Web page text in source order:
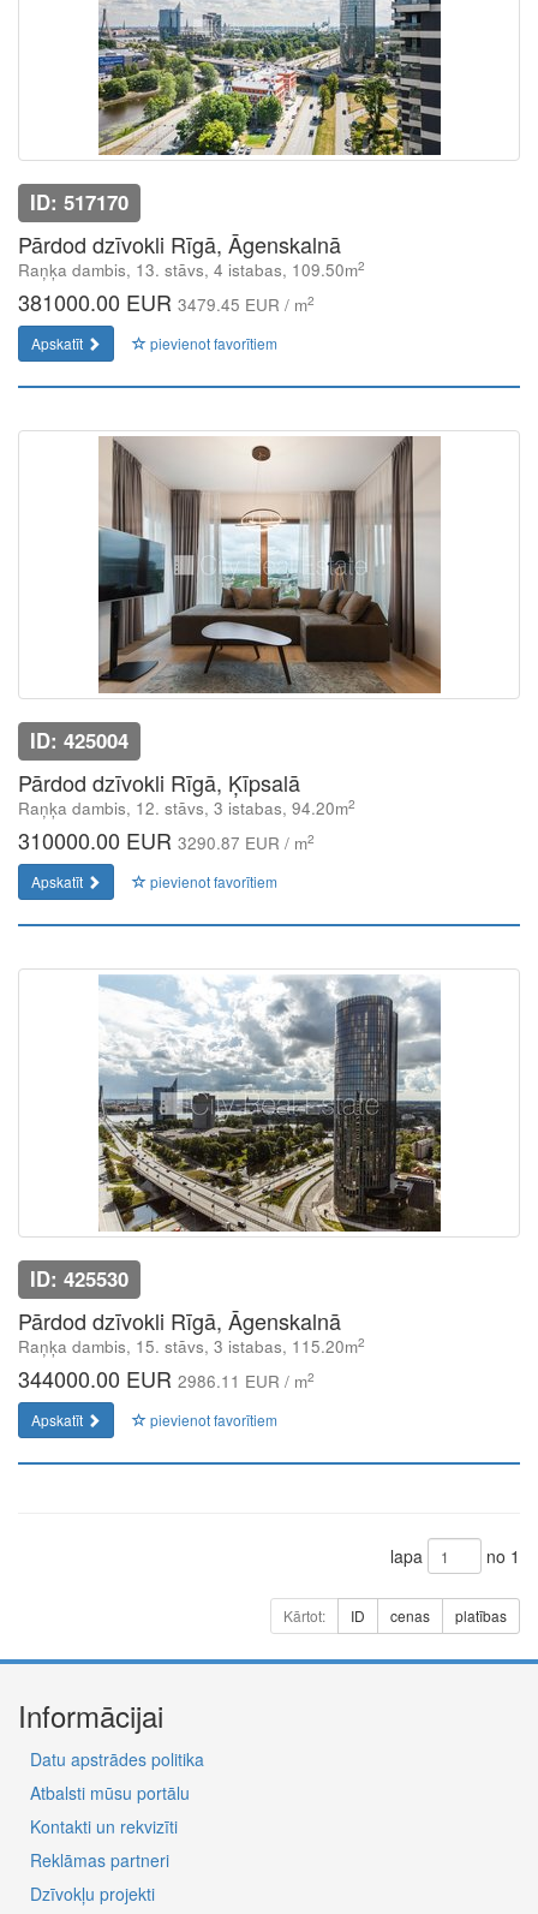
ID: 517170
Pārdod dzīvokli Rīgā, Āgenskalnā
Raņķa dambis, 13. stāvs, 4 istabas, 109.50m2
381000.00 EUR 3479.45 EUR / m2
Apskatīt pievienot favorītiem
ID: 425004
Pārdod dzīvokli Rīgā, Ķīpsalā
Raņķa dambis, 12. stāvs, 3 istabas, 94.20m2
310000.00 EUR 3290.87 EUR / m2
Apskatīt pievienot favorītiem
ID: 425530
Pārdod dzīvokli Rīgā, Āgenskalnā
Raņķa dambis, 15. stāvs, 3 istabas, 115.20m2
344000.00 EUR 2986.11 EUR / m2
Apskatīt pievienot favorītiem
lapa no 1
Kārtot: ID cenas platības
Informācijai
Datu apstrādes politika
Atbalsti mūsu portālu
Kontakti un rekvizīti
Reklāmas partneri
Dzīvokļu projekti